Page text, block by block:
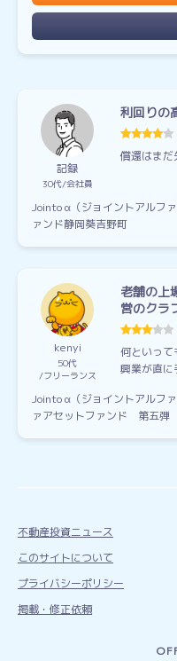
記録
30代 会社員
利回りの
償還はまだ
Jointo α（ジョイントアルフ
ァンド静岡葵吉野町
kenyi
50代
フリーランス
老舗の上
営のクラ
何といって
興業が直
Jointo α（ジョイントアルフ
ァアセットファンド 第五弾
不動産投資ニュース
このサイトについて
プライバシーポリシー
掲載・修正依頼